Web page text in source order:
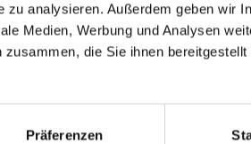
zu analysieren. Außerdem geben wir
Medien, Werbung und Analysen
die Sie ihnen
Präferenzen